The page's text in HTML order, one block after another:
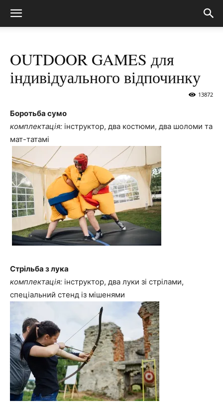
OUTDOOR GAMES для
індивідуального відпочинку
13872
Боротьба сумо
комплектація: інструктор, два костюми, два шоломи та
мат-татамі
Стрільба з лука
комплектація: інструктор, два луки зі стрілами,
спеціальний стенд із мішенями